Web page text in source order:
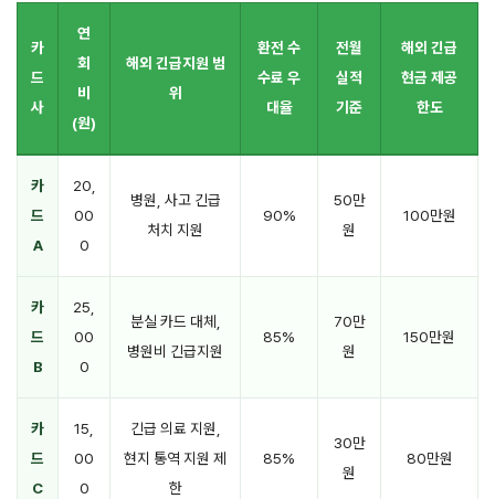
카
드
사
연
회
비
(원)
해외 긴급지원 범
위
환전 수
수료 우
대율
전월
실적
기준
해외 긴급
현금 제공
한도
카
드
A
20,
00
0
병원, 사고 긴급
처치 지원
90%
50만
원
100만원
카
드
B
25,
00
0
분실 카드 대체,
병원비 긴급지원
85%
70만
원
150만원
카
드
C
15,
00
0
긴급 의료 지원,
현지 통역 지원 제
한
85%
30만
원
80만원